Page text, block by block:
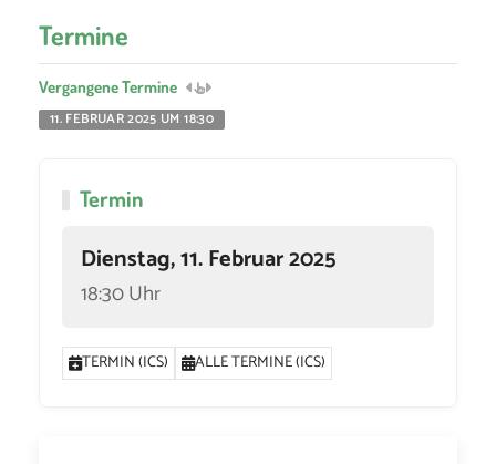
Termine
Vergangene Termine
11. FEBRUAR 2025 UM 18:30
Termin
Dienstag, 11. Februar 2025
18:30 Uhr
TERMIN (ICS) ALLE TERMINE (ICS)